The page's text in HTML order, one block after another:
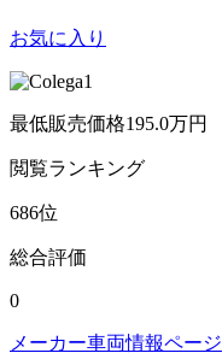
お気に入り
最低販売価格195.0万円
閲覧ランキング
686位
総合評価
0
メーカー車両情報ページ